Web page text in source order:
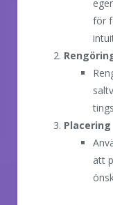
för
Placering
att